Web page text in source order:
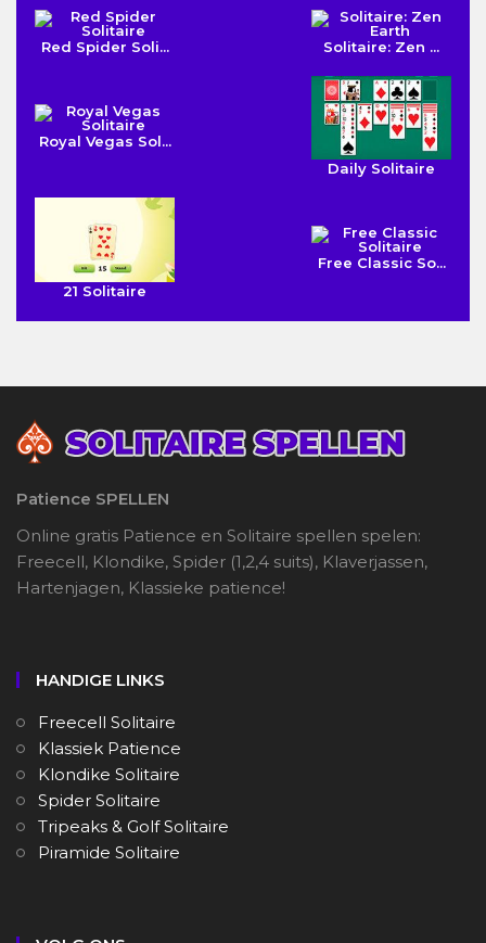
Red Spider Soli... Solitaire: Zen ...
Royal Vegas Sol...
Daily Solitaire
21 Solitaire
Free Classic So...
Patience SPELLEN
Online gratis Patience en Solitaire spellen spelen:
Freecell, Klondike, Spider (1,2,4 suits), Klaverjassen,
Hartenjagen, Klassieke patience!
HANDIGE LINKS
Freecell Solitaire
Klassiek Patience
Klondike Solitaire
Spider Solitaire
Tripeaks & Golf Solitaire
Piramide Solitaire